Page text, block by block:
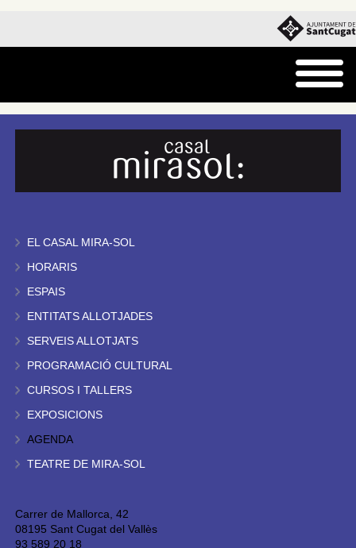
EL CASAL MIRA-SOL
HORARIS
ESPAIS
ENTITATS ALLOTJADES
SERVEIS ALLOTJATS
PROGRAMACIÓ CULTURAL
CURSOS I TALLERS
EXPOSICIONS
AGENDA
TEATRE DE MIRA-SOL
Carrer de Mallorca, 42
08195 Sant Cugat del Vallès
93 589 20 18